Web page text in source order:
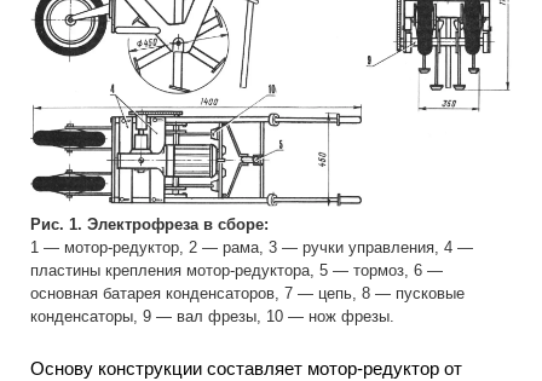
Рис. 1. Электрофреза в сборе:
1 — мотор-редуктор, 2 — рама, 3 — ручки управления, 4 —
пластины крепления мотор-редуктора, 5 — тормоз, 6 —
основная батарея конденсаторов, 7 — цепь, 8 — пусковые
конденсаторы, 9 — вал фрезы, 10 — нож фрезы.
Основу конструкции составляет мотор-редуктор от